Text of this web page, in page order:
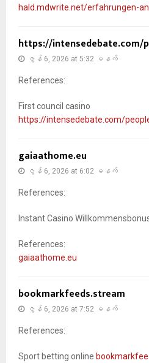
hald.mdwrite.net/erfahrungen-
https://intensedebate.com/
ဇွန် 6, 2026 at 5:32 မနက်
References:
First council casino
https://intensedebate.com/
gaiaathome.eu
ဇွန် 6, 2026 at 6:02 မနက်
References:
Instant Casino
References:
gaiaathome.eu
bookmarkfeeds.stream
ဇွန် 6, 2026 at 7:52 မနက်
References:
Sport betting online